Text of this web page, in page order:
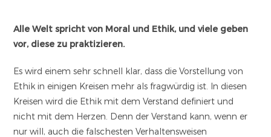
Alle Welt spricht von Moral und Ethik, und viele geben
vor, diese zu praktizieren.
Es wird einem sehr schnell klar, dass die Vorstellung von
Ethik in einigen Kreisen mehr als fragwürdig ist. In diesen
Kreisen wird die Ethik mit dem Verstand definiert und
nicht mit dem Herzen. Denn der Verstand kann, wenn er
nur will, auch die falschesten Verhaltensweisen